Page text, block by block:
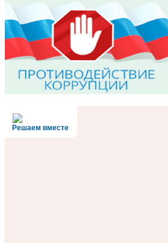
Решаем вместе